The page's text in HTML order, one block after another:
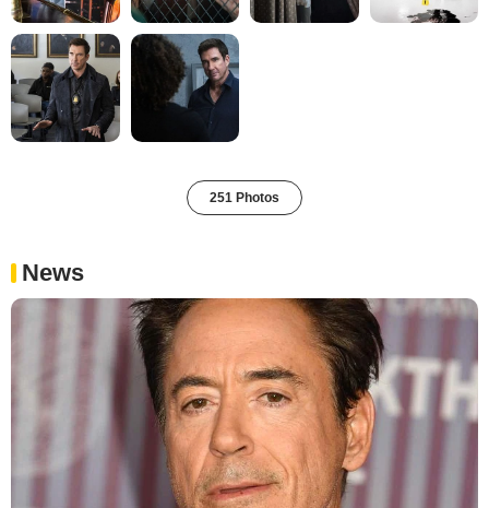
251 Photos
News